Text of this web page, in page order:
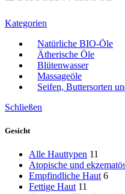
Kategorien
Natürliche BIO-Öle
Ätherische Öle
Blütenwasser
Massageöle
Seifen, Buttersorten
Schließen
Gesicht
Alle Hauttypen 11
Atopische und
Empfindliche Haut 6
Fettige Haut 11